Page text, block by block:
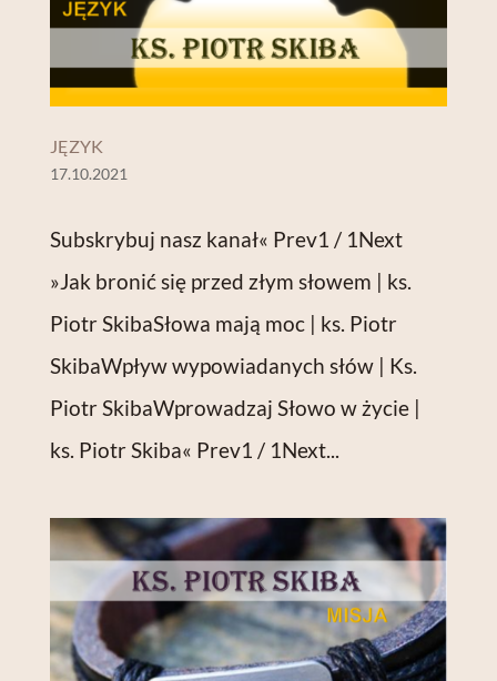
JĘZYK
17.10.2021
Subskrybuj nasz kanał« Prev1 / 1Next
»Jak bronić się przed złym słowem | ks.
Piotr SkibaSłowa mają moc | ks. Piotr
SkibaWpływ wypowiadanych słów | Ks.
Piotr SkibaWprowadzaj Słowo w życie |
ks. Piotr Skiba« Prev1 / 1Next...